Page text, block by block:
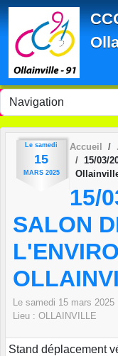
Le samedi
15
MARS 2025
Accueil
15/03/
15/
SALON
Le samedi 15 mars 2025
Lieu : OLLAINVILLE
Stand déplacement
Panneau de gestion